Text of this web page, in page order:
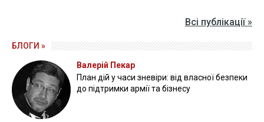
Всі публікації »
БЛОГИ »
Валерій Пекар
План дій у часи зневіри: від власної безпеки
до підтримки армії та бізнесу